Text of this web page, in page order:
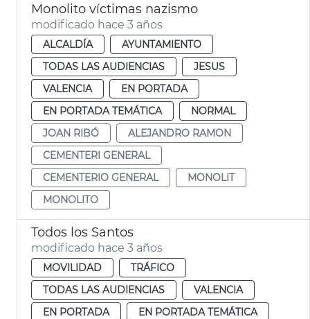
Monolito víctimas nazismo
modificado hace 3 años
ALCALDÍA
AYUNTAMIENTO
TODAS LAS AUDIENCIAS
JESUS
VALENCIA
EN PORTADA
EN PORTADA TEMÁTICA
NORMAL
JOAN RIBÓ
ALEJANDRO RAMON
CEMENTERI GENERAL
CEMENTERIO GENERAL
MONOLIT
MONOLITO
Todos los Santos
modificado hace 3 años
MOVILIDAD
TRÁFICO
TODAS LAS AUDIENCIAS
VALENCIA
EN PORTADA
EN PORTADA TEMÁTICA